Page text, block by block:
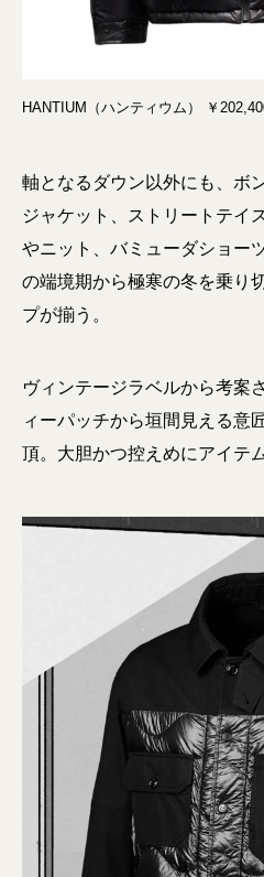
HANTIUM（ハンティウム） ￥
軸となるダウン以外にも、ボ
ジャケット、ストリートテイ
やニット、バミューダショー
の端境期から極寒の冬を乗り
プが揃う。
ヴィンテージラベルから考案
ィーパッチから垣間見える意
頂。大胆かつ控えめにアイテ